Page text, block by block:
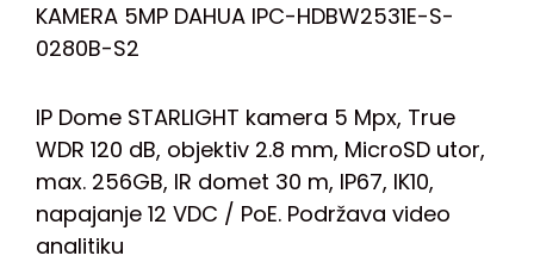
KAMERA 5MP DAHUA IPC-HDBW2531E-S-
0280B-S2
IP Dome STARLIGHT kamera 5 Mpx, True
WDR 120 dB, objektiv 2.8 mm, MicroSD utor,
max. 256GB, IR domet 30 m, IP67, IK10,
napajanje 12 VDC / PoE. Podržava video
analitiku